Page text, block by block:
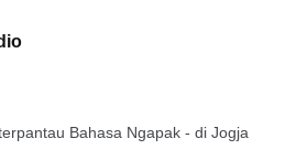
Bahasa Ngapak - di Jogja